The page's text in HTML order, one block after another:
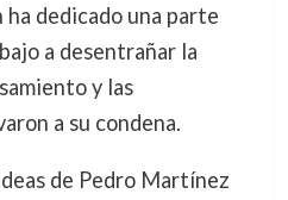
dedicado una parte
a desentrañar la
y las
a su condena.
de Pedro Martínez